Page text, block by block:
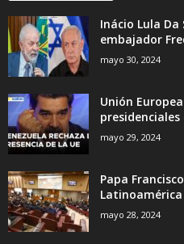
Inácio Lula
embajador
mayo 30, 2024
Unión
presidenciales
mayo 29, 2024
Papa
Latinoamérica
mayo 28, 2024